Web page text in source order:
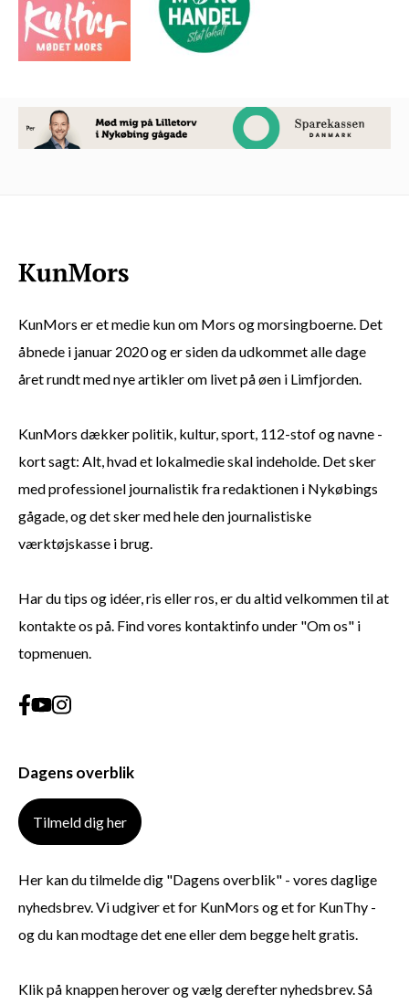
KunMors er et medie kun om Mors og morsingboerne. Det
åbnede i januar 2020 og er siden da udkommet alle dage
året rundt med nye artikler om livet på øen i Limfjorden.
KunMors dækker politik, kultur, sport, 112-stof og navne -
kort sagt: Alt, hvad et lokalmedie skal indeholde. Det sker
med professionel journalistik fra redaktionen i Nykøbings
gågade, og det sker med hele den journalistiske
værktøjskasse i brug.
Har du tips og idéer, ris eller ros, er du altid velkommen til at
kontakte os på. Find vores kontaktinfo under "Om os" i
topmenuen.
Dagens overblik
Tilmeld dig her
Her kan du tilmelde dig "Dagens overblik" - vores daglige
nyhedsbrev. Vi udgiver et for KunMors og et for KunThy -
og du kan modtage det ene eller dem begge helt gratis.
Klik på knappen herover og vælg derefter nyhedsbrev. Så